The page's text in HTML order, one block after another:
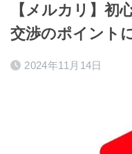
【メルカリ】初
交渉のポイント
2024年11月14日